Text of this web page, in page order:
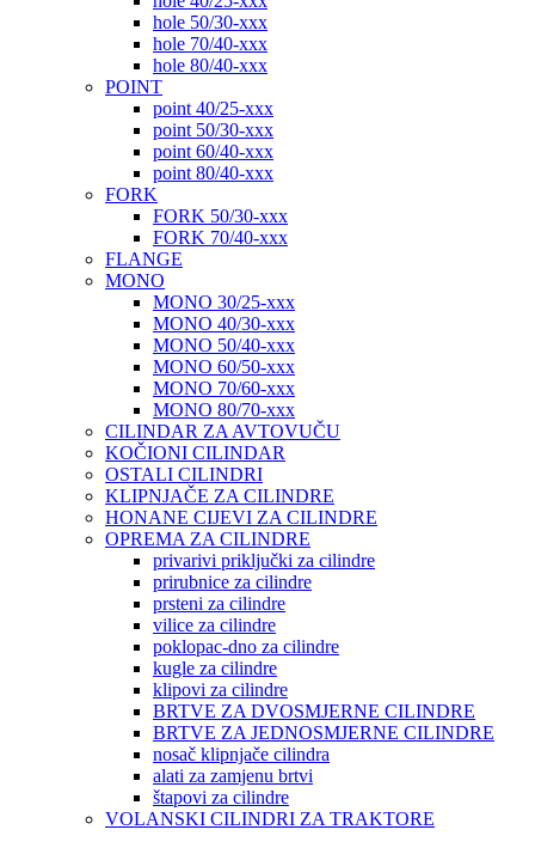
hole 50/30-xxx
hole 70/40-xxx
hole 80/40-xxx
POINT
point 40/25-xxx
point 50/30-xxx
point 60/40-xxx
point 80/40-xxx
FORK
FORK 50/30-xxx
FORK 70/40-xxx
FLANGE
MONO
MONO 30/25-xxx
MONO 40/30-xxx
MONO 50/40-xxx
MONO 60/50-xxx
MONO 70/60-xxx
MONO 80/70-xxx
CILINDAR ZA AVTOVUČU
KOČIONI CILINDAR
OSTALI CILINDRI
KLIPNJAČE ZA CILINDRE
HONANE CIJEVI ZA CILINDRE
OPREMA ZA CILINDRE
privarivi priključki za cilindre
prirubnice za cilindre
prsteni za cilindre
vilice za cilindre
poklopac-dno za cilindre
kugle za cilindre
klipovi za cilindre
BRTVE ZA DVOSMJERNE CILINDRE
BRTVE ZA JEDNOSMJERNE CILINDRE
nosač klipnjače cilindra
alati za zamjenu brtvi
štapovi za cilindre
VOLANSKI CILINDRI ZA TRAKTORE